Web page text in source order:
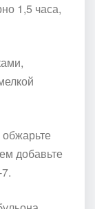
1,5 часа,
добавьте